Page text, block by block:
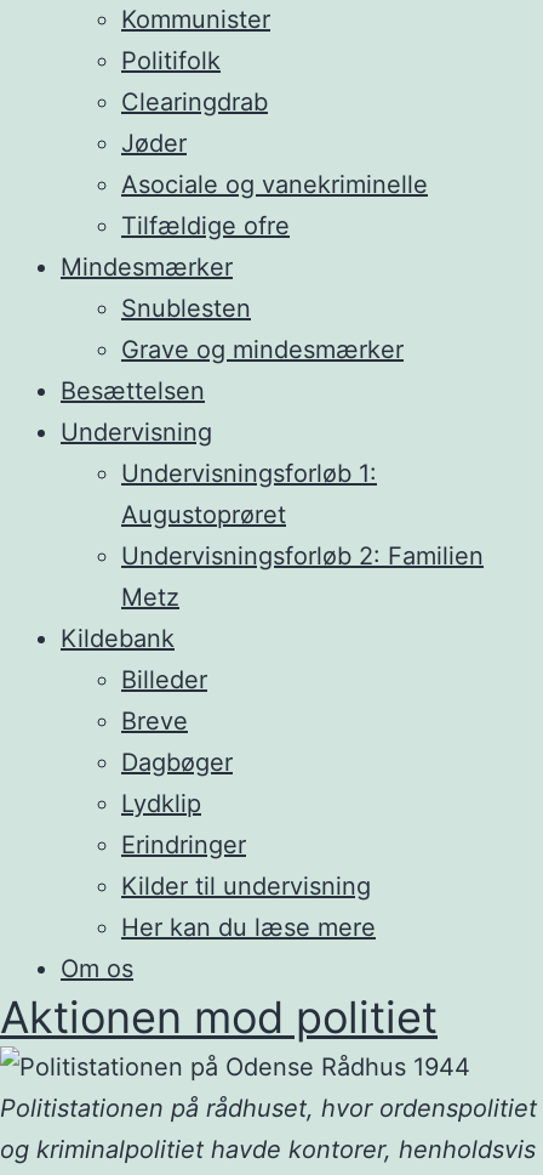
Kommunister
Politifolk
Clearingdrab
Jøder
Asociale og vanekriminelle
Tilfældige ofre
Mindesmærker
Snublesten
Grave og mindesmærker
Besættelsen
Undervisning
Undervisningsforløb 1:
Augustoprøret
Undervisningsforløb 2: Familien
Metz
Kildebank
Billeder
Breve
Dagbøger
Lydklip
Erindringer
Kilder til undervisning
Her kan du læse mere
Om os
Aktionen mod politiet
Politistationen på rådhuset, hvor ordenspolitiet
og kriminalpolitiet havde kontorer, henholdsvis